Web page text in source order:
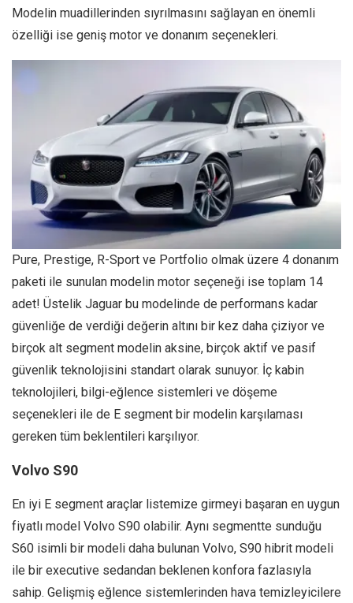
Modelin muadillerinden sıyrılmasını sağlayan en önemli
özelliği ise geniş motor ve donanım seçenekleri.
Pure, Prestige, R-Sport ve Portfolio olmak üzere 4 donanım
paketi ile sunulan modelin motor seçeneği ise toplam 14
adet! Üstelik Jaguar bu modelinde de performans kadar
güvenliğe de verdiği değerin altını bir kez daha çiziyor ve
birçok alt segment modelin aksine, birçok aktif ve pasif
güvenlik teknolojisini standart olarak sunuyor. İç kabin
teknolojileri, bilgi-eğlence sistemleri ve döşeme
seçenekleri ile de E segment bir modelin karşılaması
gereken tüm beklentileri karşılıyor.
Volvo S90
En iyi E segment araçlar listemize girmeyi başaran en uygun
fiyatlı model Volvo S90 olabilir. Aynı segmentte sunduğu
S60 isimli bir modeli daha bulunan Volvo, S90 hibrit modeli
ile bir executive sedandan beklenen konfora fazlasıyla
sahip. Gelişmiş eğlence sistemlerinden hava temizleyicilere